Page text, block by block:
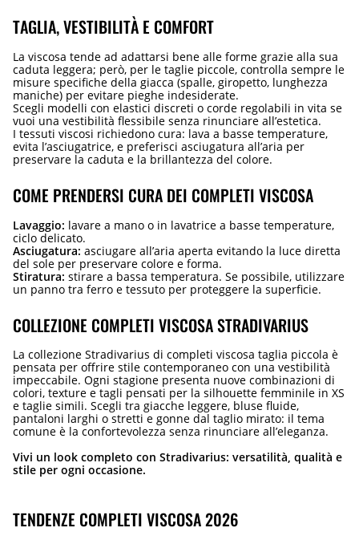
TAGLIA, VESTIBILITÀ E COMFORT
La viscosa tende ad adattarsi bene alle forme grazie alla sua
caduta leggera; però, per le taglie piccole, controlla sempre le
misure specifiche della giacca (spalle, giropetto, lunghezza
maniche) per evitare pieghe indesiderate.
Scegli modelli con elastici discreti o corde regolabili in vita se
vuoi una vestibilità flessibile senza rinunciare all’estetica.
I tessuti viscosi richiedono cura: lava a basse temperature,
evita l’asciugatrice, e preferisci asciugatura all’aria per
preservare la caduta e la brillantezza del colore.
COME PRENDERSI CURA DEI COMPLETI VISCOSA
Lavaggio: lavare a mano o in lavatrice a basse temperature,
ciclo delicato.
Asciugatura: asciugare all’aria aperta evitando la luce diretta
del sole per preservare colore e forma.
Stiratura: stirare a bassa temperatura. Se possibile, utilizzare
un panno tra ferro e tessuto per proteggere la superficie.
COLLEZIONE COMPLETI VISCOSA STRADIVARIUS
La collezione Stradivarius di completi viscosa taglia piccola è
pensata per offrire stile contemporaneo con una vestibilità
impeccabile. Ogni stagione presenta nuove combinazioni di
colori, texture e tagli pensati per la silhouette femminile in XS
e taglie simili. Scegli tra giacche leggere, bluse fluide,
pantaloni larghi o stretti e gonne dal taglio mirato: il tema
comune è la confortevolezza senza rinunciare all’eleganza.
Vivi un look completo con Stradivarius: versatilità, qualità e
stile per ogni occasione.
TENDENZE COMPLETI VISCOSA 2026